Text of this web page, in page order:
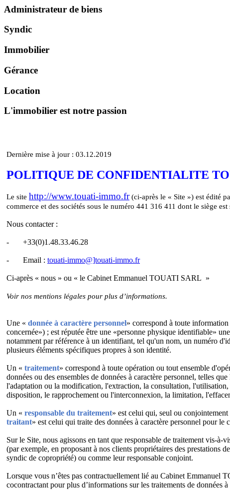
Administrateur de biens
Syndic
Immobilier
Gérance
Location
L'immobilier est notre passion
Dernière mise à jour : 03.12.2019
POLITIQUE DE CONFIDENTIALITE
Le site http://www.touati-immo.fr(ci-après le « Site ») est édité
commerce et des sociétés sous le numéro 441 316 411 dont le siège
Nous contacter :
- +33(0)1.48.33.46.28
- Email : touati-immo@]touati-immo.fr
Ci-après « nous » ou « le Cabinet Emmanuel TOUATI SARL »
Voir nos mentions légales pour plus d’informations.
Une « donnée à caractère personnel» correspond à toute
concernée») ; est réputée être une «personne physique identifiable»
notamment par référence à un identifiant, tel qu'un nom, un numéro
plusieurs éléments spécifiques propres à son identité.
Un « traitement» correspond à toute opération ou tout ensemble
données ou des ensembles de données à caractère personnel, telles
l'adaptation ou la modification, l'extraction, la consultation,
disposition, le rapprochement ou l'interconnexion, la limitation,
Un « responsable du traitement» est celui qui, seul ou
traitant» est celui qui traite des données à caractère personnel pour le
Sur le Site, nous agissons en tant que responsable de traitement vis-à-
(par exemple, en proposant à nos clients propriétaires des prestations
syndic de copropriété) ou comme leur responsable conjoint.
Lorsque vous n’êtes pas contractuellement lié au Cabinet
cocontractant pour plus d’informations sur les traitements de données